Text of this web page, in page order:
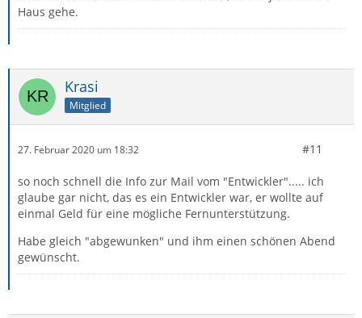
Haus gehe.
Krasi
Mitglied
27. Februar 2020 um 18:32 #11
so noch schnell die Info zur Mail vom "Entwickler"..... ich
glaube gar nicht, das es ein Entwickler war, er wollte auf
einmal Geld für eine mögliche Fernunterstützung.
Habe gleich "abgewunken" und ihm einen schönen Abend
gewünscht.